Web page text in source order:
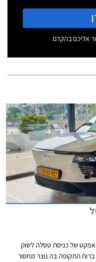
אליכם בהקדם
אפקט של כניסת טסלה לשוק
ברוח התקופה בה נוצר מחסור